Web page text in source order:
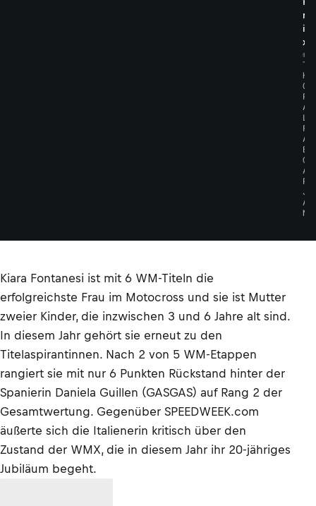
r
i
x
©
T
H
O
R
A
L
F
A
B
G
A
R
J
A
N
Kiara Fontanesi ist mit 6 WM-Titeln die
erfolgreichste Frau im Motocross und sie ist Mutter
zweier Kinder, die inzwischen 3 und 6 Jahre alt sind.
In diesem Jahr gehört sie erneut zu den
Titelaspirantinnen. Nach 2 von 5 WM-Etappen
rangiert sie mit nur 6 Punkten Rückstand hinter der
Spanierin Daniela Guillen (GASGAS) auf Rang 2 der
Gesamtwertung. Gegenüber SPEEDWEEK.com
äußerte sich die Italienerin kritisch über den
Zustand der WMX, die in diesem Jahr ihr 20-jähriges
Jubiläum begeht.